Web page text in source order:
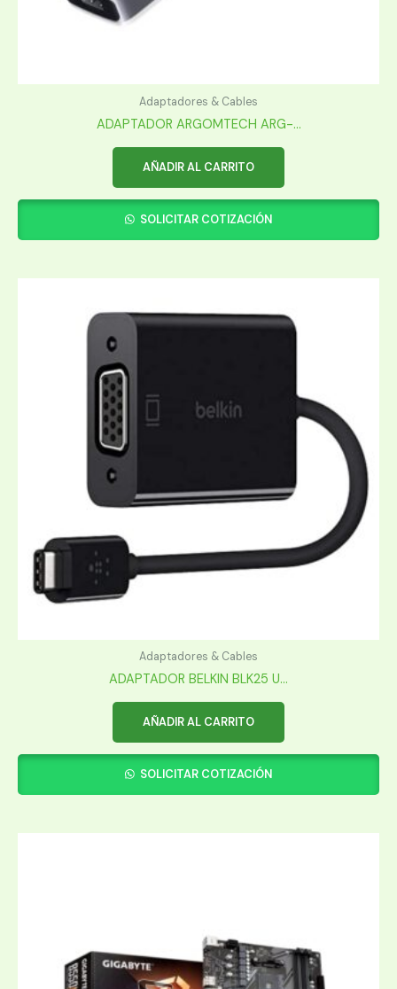
Adaptadores & Cables
ADAPTADOR ARGOMTECH ARG-...
AÑADIR AL CARRITO
SOLICITAR COTIZACIÓN
Adaptadores & Cables
ADAPTADOR BELKIN BLK25 U...
AÑADIR AL CARRITO
SOLICITAR COTIZACIÓN